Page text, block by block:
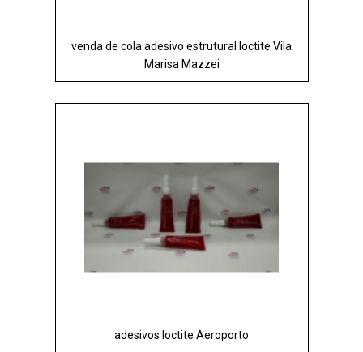
venda de cola adesivo estrutural loctite Vila
Marisa Mazzei
adesivos loctite Aeroporto